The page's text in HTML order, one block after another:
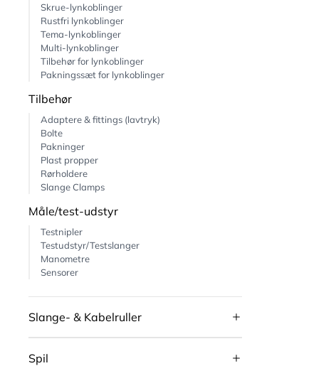
Skrue-lynkoblinger
Rustfri lynkoblinger
Tema-lynkoblinger
Multi-lynkoblinger
Tilbehør for lynkoblinger
Pakningssæt for lynkoblinger
Tilbehør
Adaptere & fittings (lavtryk)
Bolte
Pakninger
Plast propper
Rørholdere
Slange Clamps
Måle/test-udstyr
Testnipler
Testudstyr/Testslanger
Manometre
Sensorer
Slange- & Kabelruller
Spil